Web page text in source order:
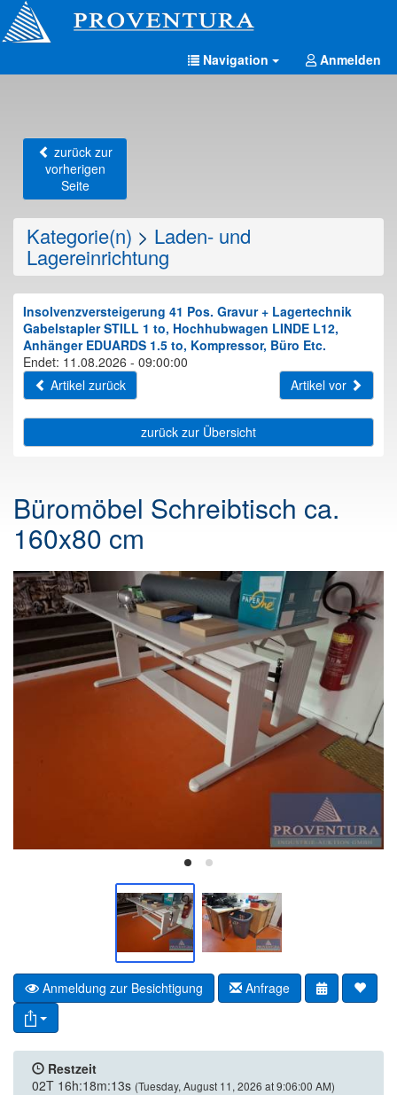
Navigation Anmelden
zurück zur
vorherigen
Seite
Kategorie(n) > Laden- und
Lagereinrichtung
Insolvenzversteigerung 41 Pos. Gravur + Lagertechnik
Gabelstapler STILL 1 to, Hochhubwagen LINDE L12,
Anhänger EDUARDS 1.5 to, Kompressor, Büro Etc.
Endet: 11.08.2026 - 09:00:00
Artikel zurück
Artikel vor
zurück zur Übersicht
Büromöbel Schreibtisch ca.
160x80 cm
Anmeldung zur Besichtigung Anfrage
Restzeit
02T 16h:18m:13s (Tuesday, August 11, 2026 at 9:06:00 AM)